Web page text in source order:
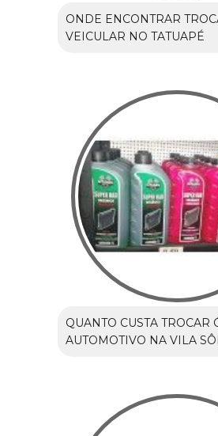
ONDE ENCONTRAR
VEICULAR NO TATUAPÉ
QUANTO CUSTA TROCAR
AUTOMOTIVO NA VILA